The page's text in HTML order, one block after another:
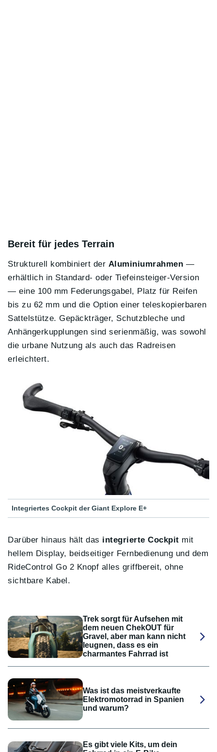
Bereit für jedes Terrain
Strukturell kombiniert der Aluminiumrahmen —
erhältlich in Standard- oder Tiefeinsteiger-Version
— eine 100 mm Federungsgabel, Platz für Reifen
bis zu 62 mm und die Option einer teleskopierbaren
Sattelstütze. Gepäckträger, Schutzbleche und
Anhängerkupplungen sind serienmäßig, was sowohl
die urbane Nutzung als auch das Radreisen
erleichtert.
Integriertes Cockpit der Giant Explore E+
Darüber hinaus hält das integrierte Cockpit mit
hellem Display, beidseitiger Fernbedienung und dem
RideControl Go 2 Knopf alles griffbereit, ohne
sichtbare Kabel.
Trek sorgt für Aufsehen mit
dem neuen ChekOUT für
Gravel, aber man kann nicht
leugnen, dass es ein
charmantes Fahrrad ist
Was ist das meistverkaufte
Elektromotorrad in Spanien
und warum?
Es gibt viele Kits, um dein